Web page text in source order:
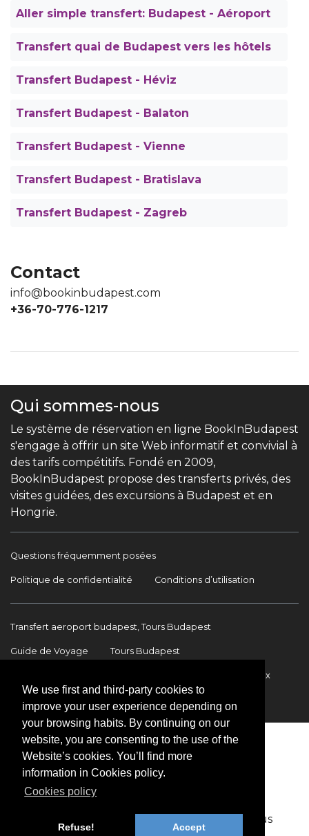
We use first and third-party cookies to
improve your user experience depending on
your browsing habits. By continuing on our
website, you are consenting to the use of the
Website’s cookies. You’ll find more
information in Cookies policy.
Cookies policy
Refuse! Accept
Aller simple transfert: Budapest - Aéroport
Transfert quai de Budapest vers les hôtels
Transfert Budapest - Héviz
Transfert Budapest - Balaton
Transfert Budapest - Vienne
Transfert Budapest - Bratislava
Transfert Budapest - Zagreb
Contact
info@bookinbudapest.com
+36-70-776-1217
Qui sommes-nous
Le système de réservation en ligne BookInBudapest
s'engage à offrir un site Web informatif et convivial à
des tarifs compétitifs. Fondé en 2009,
BookInBudapest propose des transferts privés, des
visites guidées, des excursions à Budapest et en
Hongrie.
Questions fréquemment posées
Politique de confidentialité Conditions d’utilisation
Transfert aeroport budapest, Tours Budapest
Guide de Voyage Tours Budapest
Transferts internationaux
Contact
Copyright © 2009-2026 BookinBudapest | Tous